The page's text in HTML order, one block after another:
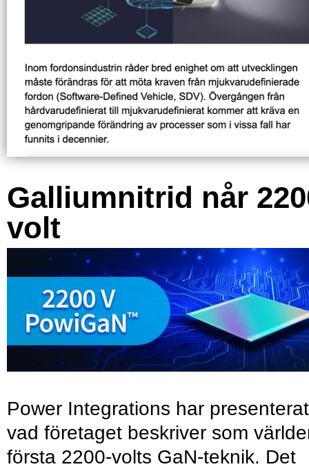
Galliumnitrid når
volt
Power Integrations har presenterat
vad företaget beskriver som
första 2200-volts GaN-teknik. Det